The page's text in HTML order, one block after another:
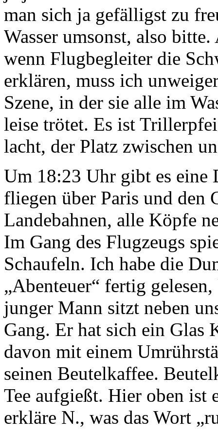
man sich ja gefälligst zu
Wasser umsonst, also
wenn Flugbegleiter die
erklären, muss ich
Szene, in der sie alle im
leise trötet. Es ist
lacht, der Platz zwischen
Um 18:23 Uhr gibt es eine
fliegen über Paris und den
Landebahnen, alle Köpfe
Im Gang des Flugzeugs
Schaufeln. Ich habe die
„Abenteuer“ fertig
junger Mann sitzt neben
Gang. Er hat sich ein
davon mit einem
seinen Beutelkaffee.
Tee aufgießt. Hier oben ist
erkläre N., was das Wort